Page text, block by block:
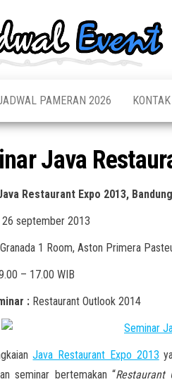
PAMERAN 2026
Java
Restaurant Expo 2013, Bandung
26 september 2013
Granada 1 Room, Aston Primera
– 17.00 WIB
: Restaurant Outlook 2014
Java Restaurant Expo 2013
seminar bertemakan “Restaurant